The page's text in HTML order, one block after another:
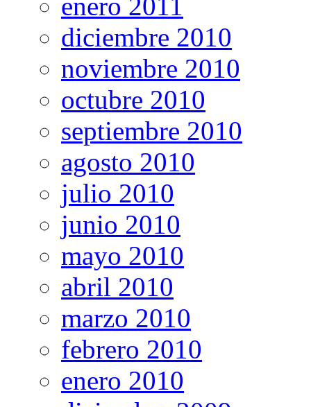
diciembre 2010
noviembre 2010
octubre 2010
septiembre 2010
agosto 2010
julio 2010
junio 2010
mayo 2010
abril 2010
marzo 2010
febrero 2010
enero 2010